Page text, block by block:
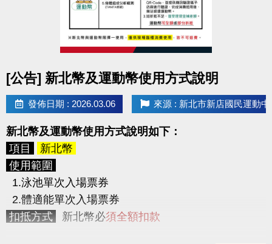
即可免費報名參加減脂競賽，
參賽選手須本人報名填寫活動報名表及參賽切結書
1. 體適能中心月卡1張(原價1,500元/人)
> 使用期限為5/8(五) ~ 6/11(四)，共35天，於使用
期間內可不限次數不限時間進出3F體適能中心。
2. 身體組成分析檢測2次(原價200元/次，2次共400元。)
> 初測及尾測2次，並提供測量報告。
3. LP SUPPORT 肌力訓練帶1條
競賽檢測
請參賽者於下列時間內至3F櫃台報到測量
[公告] 新北幣及運動幣使用方式說明
發佈日期 : 2026.03.06 來源 : 新北市新店國民運動中
新北幣及運動幣使用方式說明如下：
項目
新北幣
使用範圍
1.泳池單次入場票券
2.體適能單次入場票券
扣抵方式 新北幣必須全額扣款